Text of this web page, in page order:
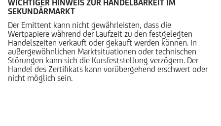
WICHTIGER HINWEIS ZUR HANDELBARKEIT IM
SEKUNDÄRMARKT
Der Emittent kann nicht gewährleisten, dass die
Wertpapiere während der Laufzeit zu den festgelegten
Handelszeiten verkauft oder gekauft werden können. In
außergewöhnlichen Marktsituationen oder technischen
Störungen kann sich die Kursfeststellung verzögern. Der
Handel des Zertifikats kann vorübergehend erschwert oder
nicht möglich sein.